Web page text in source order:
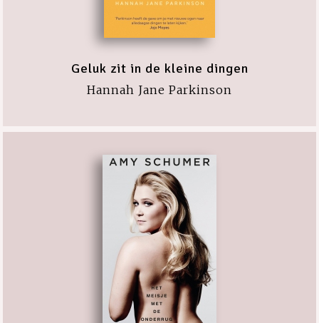
Geluk zit in de kleine dingen
Hannah Jane Parkinson